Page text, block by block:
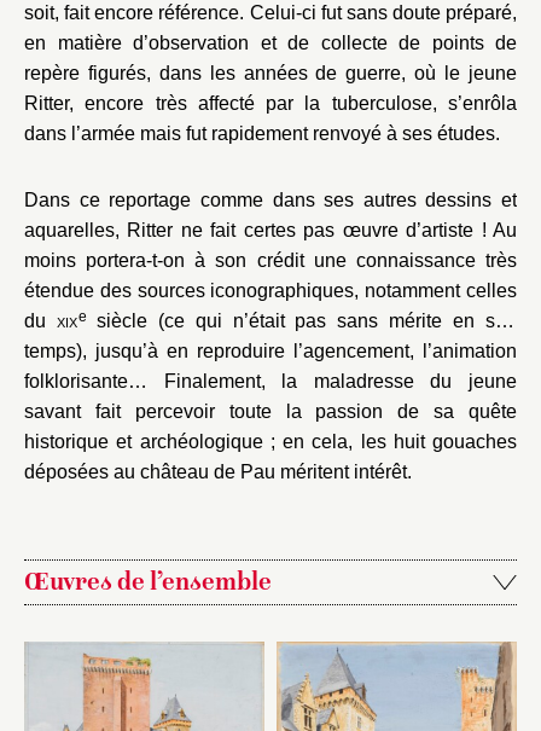
soit, fait encore référence. Celui-ci fut sans doute préparé,
en matière d’observation et de collecte de points de
repère figurés, dans les années de guerre, où le jeune
Ritter, encore très affecté par la tuberculose, s’enrôla
dans l’armée mais fut rapidement renvoyé à ses études.
Dans ce reportage comme dans ses autres dessins et
aquarelles, Ritter ne fait certes pas œuvre d’artiste ! Au
moins portera-t-on à son crédit une connaissance très
étendue des sources iconographiques, notamment celles
du xixesiècle (ce qui n’était pas sans mérite en son
temps), jusqu’à en reproduire l’agencement, l’animation
folklorisante… Finalement, la maladresse du jeune
savant fait percevoir toute la passion de sa quête
historique et archéologique ; en cela, les huit gouaches
déposées au château de Pau méritent intérêt.
Œuvres de l’ensemble